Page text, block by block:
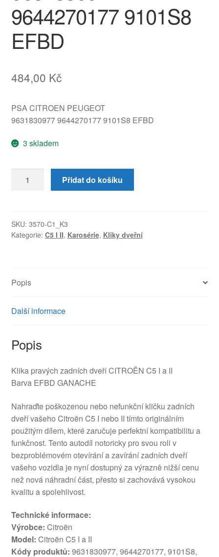
9644270177 9101S8
EFBD
484,00 Kč
PSA CITROEN PEUGEOT
9631830977 9644270177 9101S8 EFBD
3 skladem
pravých
Citroën
C5
9631830977
9101S8
Přidat do košíku
SKU: 3570-C1_K3
Kategorie: C5 I II, Karosérie, Kliky dveřní
Popis
Další informace
Popis
Klika pravých zadních dveří CITROËN C5 I a II
Barva EFBD GANACHE
Nahraďte poškozenou nebo nefunkční kličku zadních
dveří vašeho Citroën C5 I nebo II tímto originálním
použitým dílem, které zaručuje perfektní kompatibilitu a
funkčnost. Tento autodíl notoricky pro svou roli v
bezproblémovém otevírání a zavírání zadních dveří
vašeho vozidla je nyní dostupný za výrazně nižší cenu
než nová náhradní část, přesto si zachovává vysokou
kvalitu a spolehlivost.
Technické informace:
Výrobce: Citroën
Model: Citroën C5 I a II
Kódy produktů: 9631830977, 9644270177, 9101S8,